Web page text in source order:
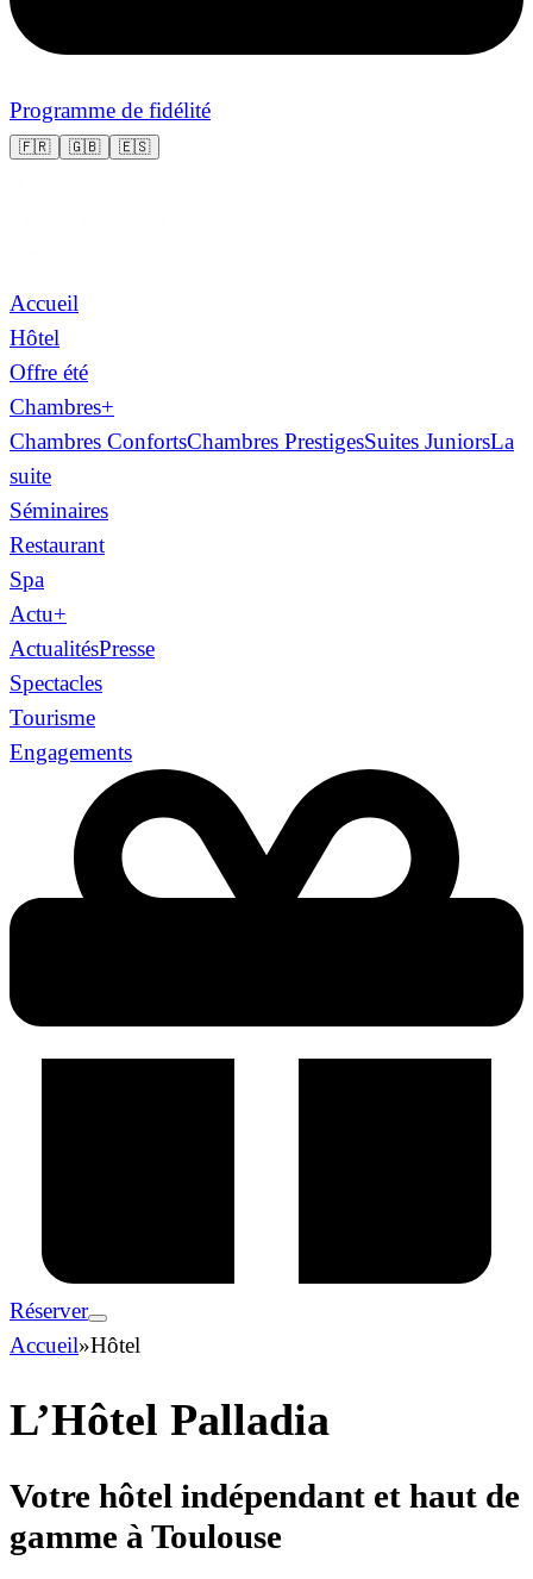
Programme de fidélité
🇫🇷 🇬🇧 🇪🇸
Accueil
Hôtel
Offre été
Chambres+
Chambres ConfortsChambres PrestigesSuites JuniorsLa
suite
Séminaires
Restaurant
Spa
Actu+
ActualitésPresse
Spectacles
Tourisme
Engagements
Réserver
Accueil»Hôtel
L’Hôtel Palladia
Votre hôtel indépendant et haut de
gamme à Toulouse